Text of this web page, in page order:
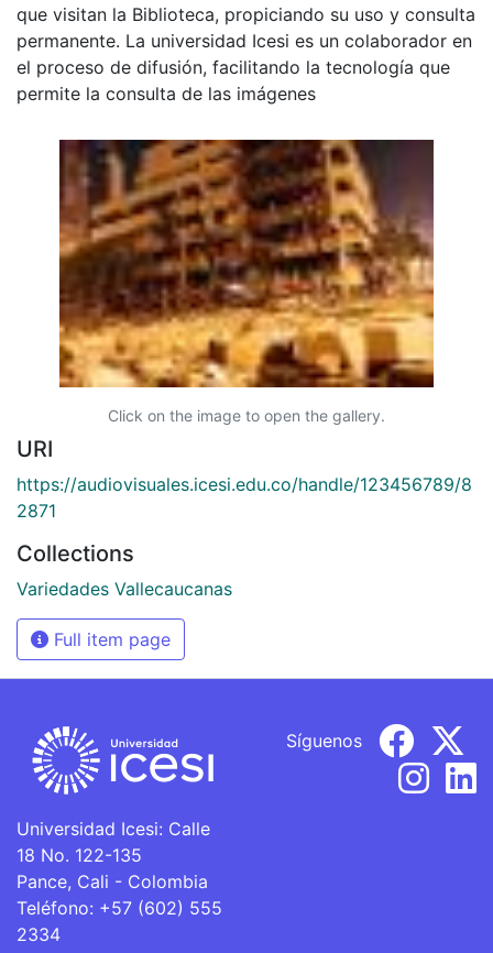
que visitan la Biblioteca, propiciando su uso y consulta
permanente. La universidad Icesi es un colaborador en
el proceso de difusión, facilitando la tecnología que
permite la consulta de las imágenes
Click on the image to open the gallery.
URI
https://audiovisuales.icesi.edu.co/handle/123456789/8
2871
Collections
Variedades Vallecaucanas
Full item page
Universidad Icesi: Calle
18 No. 122-135
Pance, Cali - Colombia
Teléfono: +57 (602) 555
2334
Síguenos